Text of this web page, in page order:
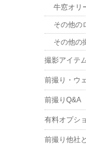
牛窓オリ
その他の
その他の
撮影アイテ
前撮り・ウ
前撮りQ&A
有料オプシ
前撮り他社